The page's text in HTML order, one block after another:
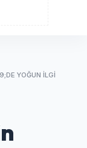
YOĞUN İLGI